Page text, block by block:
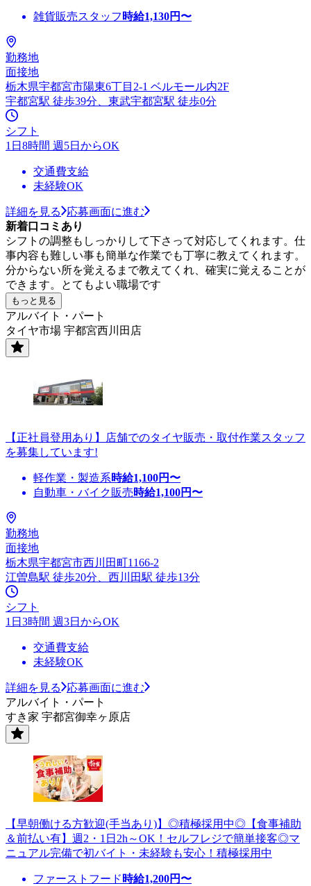
雑貨販売スタッフ 時給1,130円〜
勤務地
面接地
栃木県宇都宮市陽東6丁目2-1 ベルモール内2F
宇都宮駅 徒歩39分、東武宇都宮駅 徒歩0分
シフト
1日8時間 週5日からOK
交通費支給
未経験OK
詳細を見る
応募画面に進む
新着口コミあり
シフトの調整もしっかりして下さって対応してくれます。仕
事内容も難しい事も簡単な作業でも丁寧に教えてくれます。
分からない所を覚えるまで教えてくれ、確実に覚えることが
できます。とてもよい職場です
もっと見る
アルバイト・パート
タイヤ市場 宇都宮西川田店
【正社員登用あり】店舗でのタイヤ販売・取付作業スタッフ
を募集しています!
軽作業・製造系時給1,100円〜
自動車・バイク販売時給1,100円〜
勤務地
面接地
栃木県宇都宮市西川田町1166-2
江曽島駅 徒歩20分、西川田駅 徒歩13分
シフト
1日3時間 週3日からOK
交通費支給
未経験OK
詳細を見る
応募画面に進む
アルバイト・パート
すき家 宇都宮御幸ヶ原店
【早朝働ける方歓迎(手当あり)】◎積極採用中◎【食事補助
＆前払い有】週2・1日2h～OK！セルフレジで簡単接客◎マ
ニュアル完備で初バイト・未経験も安心！積極採用中
ファーストフード 時給1,200円〜